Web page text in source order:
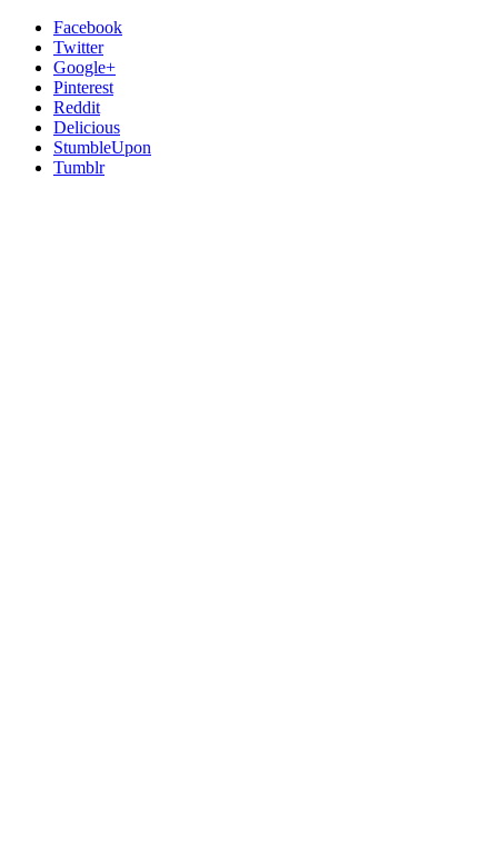
Facebook
Twitter
Google+
Pinterest
Reddit
Delicious
StumbleUpon
Tumblr